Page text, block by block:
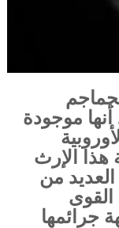
أنها موجودة
هذا الإرث
العديد من
القوى
جرائمها